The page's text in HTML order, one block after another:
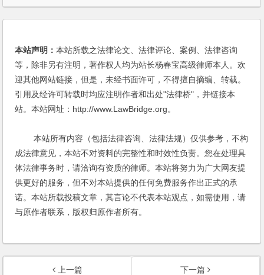
本站声明：本站所载之法律论文、法律评论、案例、法律咨询
等，除非另有注明，著作权人均为站长杨春宝高级律师本人。欢
迎其他网站链接，但是，未经书面许可，不得擅自摘编、转载。
引用及经许可转载时均应注明作者和出处"法律桥"，并链接本
站。本站网址：http://www.LawBridge.org。
本站所有内容（包括法律咨询、法律法规）仅供参考，不构
成法律意见，本站不对资料的完整性和时效性负责。您在处理具
体法律事务时，请洽询有资质的律师。本站将努力为广大网友提
供更好的服务，但不对本站提供的任何免费服务作出正式的承
诺。本站所载投稿文章，其言论不代表本站观点，如需使用，请
与原作者联系，版权归原作者所有。
上一篇
下一篇